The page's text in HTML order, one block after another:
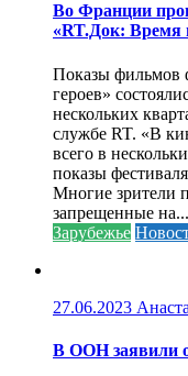
Во Франции
«RT.Док: Время
Показы фильмов
героев»
нескольких
службе RT. «В
всего в
показы
Многие зрители
запрещенные на...
Зарубежье
27.06.2023
В ООН заявили